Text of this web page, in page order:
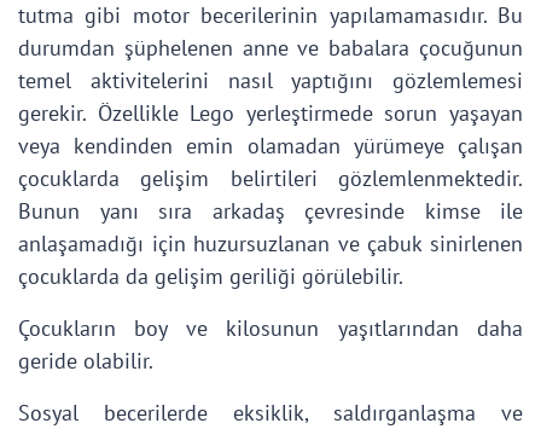
tutma gibi motor becerilerinin yapılamamasıdır. Bu
durumdan şüphelenen anne ve babalara çocuğunun
temel aktivitelerini nasıl yaptığını gözlemlemesi
gerekir. Özellikle Lego yerleştirmede sorun yaşayan
veya kendinden emin olamadan yürümeye çalışan
çocuklarda gelişim belirtileri gözlemlenmektedir.
Bunun yanı sıra arkadaş çevresinde kimse ile
anlaşamadığı için huzursuzlanan ve çabuk sinirlenen
çocuklarda da gelişim geriliği görülebilir.
Çocukların boy ve kilosunun yaşıtlarından daha
geride olabilir.
Sosyal becerilerde eksiklik, saldırganlaşma ve